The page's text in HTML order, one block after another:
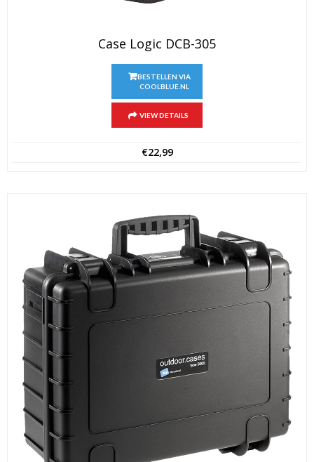
Case Logic DCB-305
BESTELLEN VIA
COOLBLUE.NL
VIEW DETAILS
€22,99